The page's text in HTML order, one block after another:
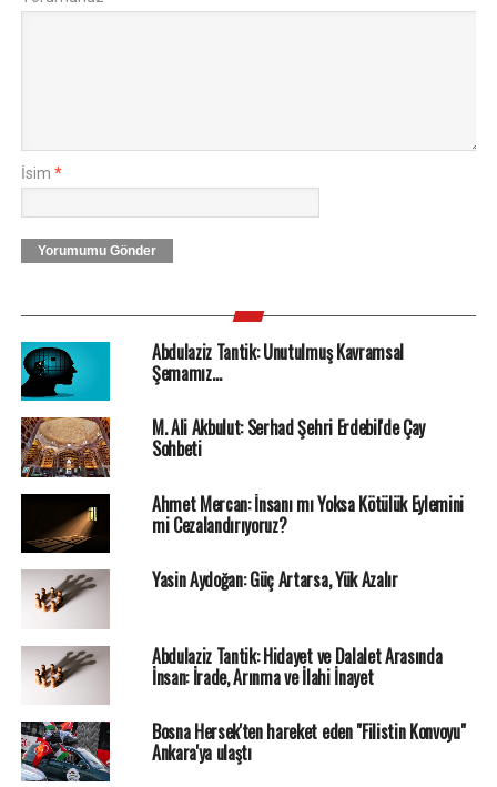
İsim *
Yorumumu Gönder
Abdulaziz Tantik: Unutulmuş Kavramsal
Şemamız…
M. Ali Akbulut: Serhad Şehri Erdebil'de Çay
Sohbeti
Ahmet Mercan: İnsanı mı Yoksa Kötülük Eylemini
mi Cezalandırıyoruz?
Yasin Aydoğan: Güç Artarsa, Yük Azalır
Abdulaziz Tantik: Hidayet ve Dalalet Arasında
İnsan: İrade, Arınma ve İlahi İnayet
Bosna Hersek'ten hareket eden "Filistin Konvoyu"
Ankara'ya ulaştı